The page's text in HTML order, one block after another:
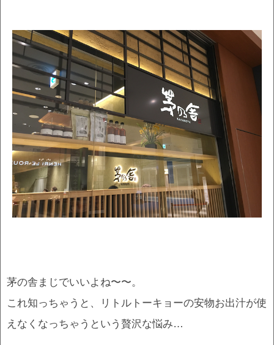
茅の舎まじでいいよね〜〜。
これ知っちゃうと、リトルトーキョーの安物お出汁が使
えなくなっちゃうという贅沢な悩み…